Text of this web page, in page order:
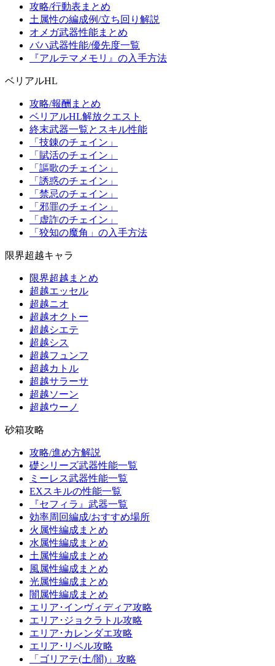
攻略/行動表まとめ
土属性の編成例/立ち回り解説
オメガ武器性能まとめ
バハ武器性能/優先度一覧
『アルテマメモリ』の入手方法
ベリアルHL
攻略/報酬まとめ
ベリアルHL解放クエスト
終末武器一覧とスキル性能
「技錬のチェイン」
「賦活のチェイン」
「謳歌のチェイン」
「誘惑のチェイン」
「禁忌のチェイン」
「邪罪のチェイン」
「虚詐のチェイン」
「狡知の魔角」の入手方法
限界超越キャラ
限界超越まとめ
超越エッセル
超越ニオ
超越オクトー
超越シエテ
超越シス
超越フュンフ
超越カトル
超越サラーサ
超越ソーン
超越ウーノ
砂箱攻略
攻略/進め方解説
礎シリーズ武器性能一覧
ミーレス武器性能一覧
EXスキルの性能一覧
『セフィラ』武器一覧
効率周回編成/おすすめ場所
火属性編成まとめ
水属性編成まとめ
土属性編成まとめ
風属性編成まとめ
光属性編成まとめ
闇属性編成まとめ
エリア･インヴィディア攻略
エリア･ジョクラトル攻略
エリア･カレンダエ攻略
エリア･リベル攻略
「ゴリアテ(土/闇)」攻略